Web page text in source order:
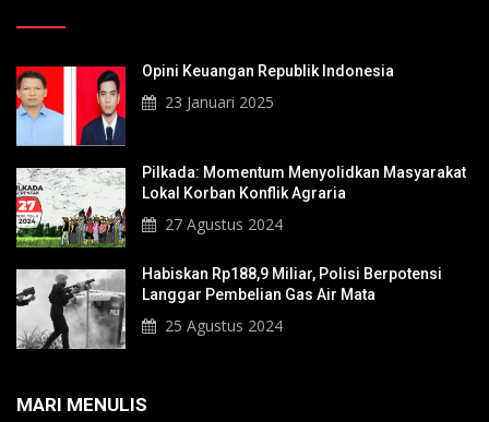
Opini Keuangan Republik Indonesia
23 Januari 2025
Pilkada: Momentum Menyolidkan Masyarakat
Lokal Korban Konflik Agraria
27 Agustus 2024
Habiskan Rp188,9 Miliar, Polisi Berpotensi
Langgar Pembelian Gas Air Mata
25 Agustus 2024
MARI MENULIS